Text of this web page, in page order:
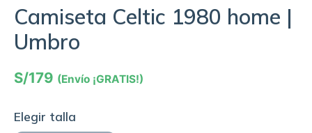
Camiseta Celtic 1980 home |
Umbro
S/179 (Envío ¡GRATIS!)
Elegir talla